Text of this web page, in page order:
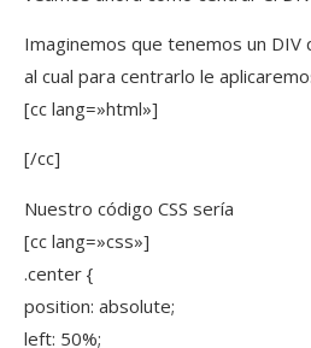
Imaginemos que tenemos un
al cual para centrarlo le
[cc lang=»html»]
[/cc]
Nuestro código CSS sería
[cc lang=»css»]
.center {
position: absolute;
left: 50%;